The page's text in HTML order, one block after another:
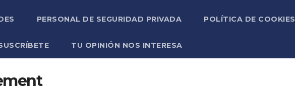
PERSONAL DE SEGURIDAD PRIVADA POLÍTICA DE COOKIES
TU OPINIÓN NOS INTERESA